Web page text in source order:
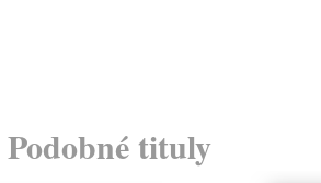
Podobné tituly